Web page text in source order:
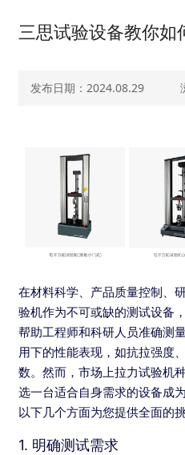
三思试验设备教你如
发布日期：2024.08.29
在材料科学、产品质量控制、
验机作为不可或缺的测试设备
帮助工程师和科研人员准确测
用下的性能表现，如抗拉强度
数。然而，市场上拉力试验机
选一台适合自身需求的设备成
以下几个方面为您提供全面的挑
1. 明确测试需求